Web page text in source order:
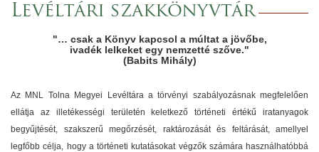
hely
Levéltári szakkönyvtár
"… csak a Könyv kapcsol a múltat a jövőbe,
ivadék lelkeket egy nemzetté szőve."
(Babits Mihály)
Az MNL Tolna Megyei Levéltára a törvényi szabályozásnak megfelelően
ellátja az illetékességi területén keletkező történeti értékű iratanyagok
begyűjtését, szakszerű megőrzését, raktározását és feltárását, amellyel
legfőbb célja, hogy a történeti kutatásokat végzők számára használhatóbbá